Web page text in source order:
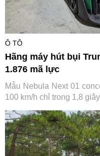
Ô TÔ
Hãng máy hút bụi
1.876 mã lực
Mẫu Nebula Next 01
100 km/h chỉ trong 1,8